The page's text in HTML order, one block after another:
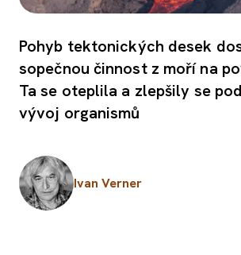
Pohyb tektonických desek
sopečnou činnost z moří na
Ta se oteplila a zlepšily se
vývoj organismů
Ivan Verner